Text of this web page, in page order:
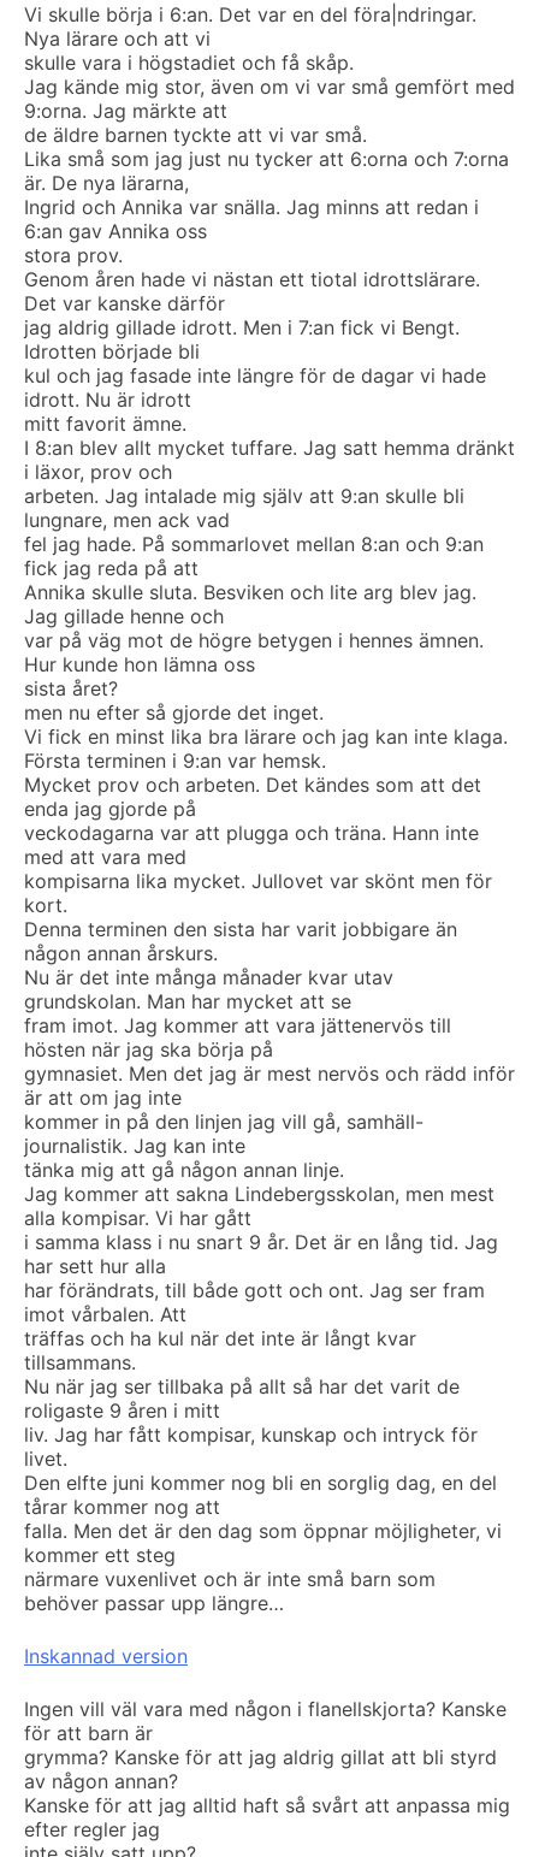
Vi skulle börja i 6:an. Det var en del föra|ndringar.
Nya lärare och att vi
skulle vara i högstadiet och få skåp.
Jag kände mig stor, även om vi var små gemfört med
9:orna. Jag märkte att
de äldre barnen tyckte att vi var små.
Lika små som jag just nu tycker att 6:orna och 7:orna
är. De nya lärarna,
Ingrid och Annika var snälla. Jag minns att redan i
6:an gav Annika oss
stora prov.
Genom åren hade vi nästan ett tiotal idrottslärare.
Det var kanske därför
jag aldrig gillade idrott. Men i 7:an fick vi Bengt.
Idrotten började bli
kul och jag fasade inte längre för de dagar vi hade
idrott. Nu är idrott
mitt favorit ämne.
I 8:an blev allt mycket tuffare. Jag satt hemma dränkt
i läxor, prov och
arbeten. Jag intalade mig själv att 9:an skulle bli
lungnare, men ack vad
fel jag hade. På sommarlovet mellan 8:an och 9:an
fick jag reda på att
Annika skulle sluta. Besviken och lite arg blev jag.
Jag gillade henne och
var på väg mot de högre betygen i hennes ämnen.
Hur kunde hon lämna oss
sista året?
men nu efter så gjorde det inget.
Vi fick en minst lika bra lärare och jag kan inte klaga.
Första terminen i 9:an var hemsk.
Mycket prov och arbeten. Det kändes som att det
enda jag gjorde på
veckodagarna var att plugga och träna. Hann inte
med att vara med
kompisarna lika mycket. Jullovet var skönt men för
kort.
Denna terminen den sista har varit jobbigare än
någon annan årskurs.
Nu är det inte många månader kvar utav
grundskolan. Man har mycket att se
fram imot. Jag kommer att vara jättenervös till
hösten när jag ska börja på
gymnasiet. Men det jag är mest nervös och rädd inför
är att om jag inte
kommer in på den linjen jag vill gå, samhäll-
journalistik. Jag kan inte
tänka mig att gå någon annan linje.
Jag kommer att sakna Lindebergsskolan, men mest
alla kompisar. Vi har gått
i samma klass i nu snart 9 år. Det är en lång tid. Jag
har sett hur alla
har förändrats, till både gott och ont. Jag ser fram
imot vårbalen. Att
träffas och ha kul när det inte är långt kvar
tillsammans.
Nu när jag ser tillbaka på allt så har det varit de
roligaste 9 åren i mitt
liv. Jag har fått kompisar, kunskap och intryck för
livet.
Den elfte juni kommer nog bli en sorglig dag, en del
tårar kommer nog att
falla. Men det är den dag som öppnar möjligheter, vi
kommer ett steg
närmare vuxenlivet och är inte små barn som
behöver passar upp längre…
Inskannad version
Ingen vill väl vara med någon i flanellskjorta? Kanske
för att barn är
grymma? Kanske för att jag aldrig gillat att bli styrd
av någon annan?
Kanske för att jag alltid haft så svårt att anpassa mig
efter regler jag